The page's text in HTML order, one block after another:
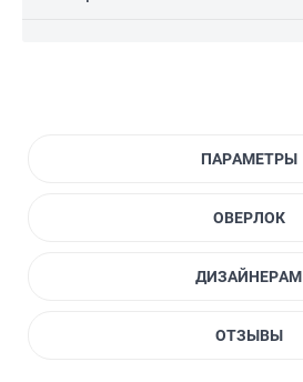
ПАРАМЕТРЫ
ОВЕРЛОК
ДИЗАЙНЕРАМ
ОТЗЫВЫ